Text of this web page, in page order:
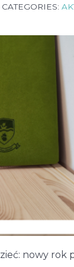
CATEGORIES:
nowy